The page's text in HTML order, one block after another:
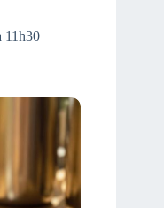
11h30